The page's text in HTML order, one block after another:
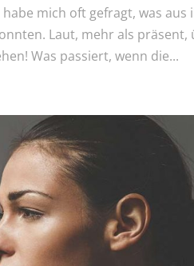
mich oft gefragt, was aus
Laut, mehr als
Was passiert, wenn die...